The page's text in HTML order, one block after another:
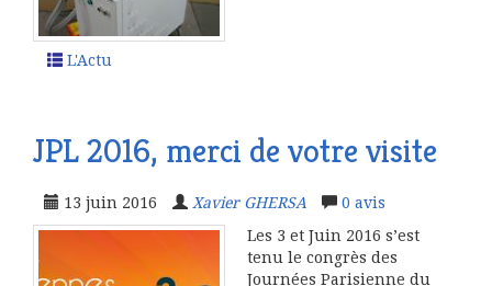
L'Actu
JPL 2016, merci de votre visite
13 juin 2016 Xavier GHERSA 0 avis
Les 3 et Juin 2016 s’est
tenu le congrès des
Journées Parisienne du